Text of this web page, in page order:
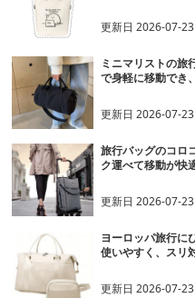
更新日2026-07-23
ミニマリストの旅
で身軽に移動でき
更新日2026-07-23
旅行バッグのコロ
ク運べて移動が快
更新日2026-07-23
ヨーロッパ旅行に
使いやすく、スリ
更新日2026-07-23